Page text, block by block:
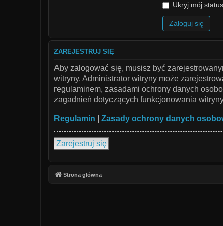
Ukryj mój
ZAREJESTRUJ SIĘ
Aby zalogować się, musisz być
witryny. Administrator witryny może
regulaminem, zasadami ochrony danych
zagadnień dotyczących funkcjonowania
Regulamin Zasady ochrony danych
Zarejestruj się
Strona główna